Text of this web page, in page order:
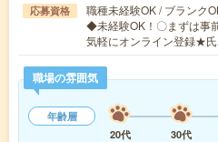
応募資格
職種未経験OK / ブランク
◆未経験OK！〇まずは事
気軽にオンライン登録★
職場の雰囲気
年齢層
20代
30代